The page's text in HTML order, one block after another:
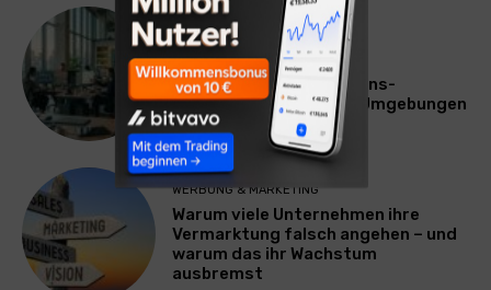
TECHNIK
SourcingBlox startet
CentaurNexus: Operations-
Plattform für Zscaler-Umgebungen
WERBUNG & MARKETING
Warum viele Unternehmen ihre
Vermarktung falsch angehen – und
warum das ihr Wachstum
ausbremst